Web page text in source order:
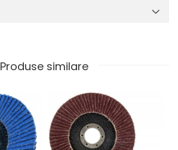
Produse similare